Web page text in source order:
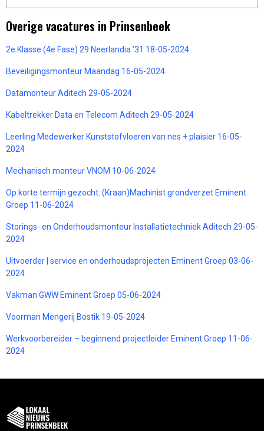
Overige vacatures in Prinsenbeek
2e Klasse (4e Fase) 29 Neerlandia ’31 18-05-2024
Beveiligingsmonteur Maandag 16-05-2024
Datamonteur Aditech 29-05-2024
Kabeltrekker Data en Telecom Aditech 29-05-2024
Leerling Medewerker Kunststofvloeren van nes + plaisier 16-05-
2024
Mechanisch monteur VNOM 10-06-2024
Op korte termijn gezocht: (Kraan)Machinist grondverzet Eminent
Groep 11-06-2024
Storings- en Onderhoudsmonteur Installatietechniek Aditech 29-05-
2024
Uitvoerder | service en onderhoudsprojecten Eminent Groep 03-06-
2024
Vakman GWW Eminent Groep 05-06-2024
Voorman Mengerij Bostik 19-05-2024
Werkvoorbereider – beginnend projectleider Eminent Groep 11-06-
2024